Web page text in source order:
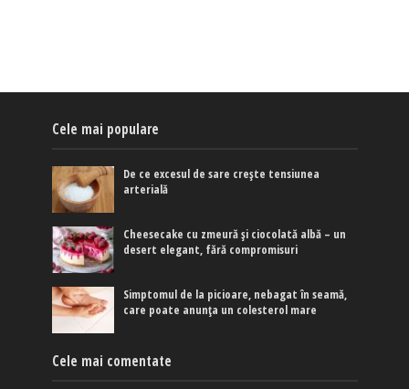
Cele mai populare
De ce excesul de sare crește tensiunea
arterială
Cheesecake cu zmeură și ciocolată albă – un
desert elegant, fără compromisuri
Simptomul de la picioare, nebagat în seamă,
care poate anunța un colesterol mare
Cele mai comentate